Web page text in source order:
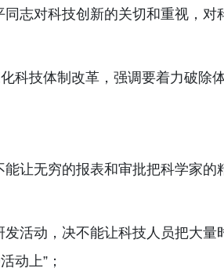
同志对科技创新的关切和重视，对
科技体制改革，强调要着力破除
让无穷的报表和审批把科学家的
活动，决不能让科技人员把大
动上”；